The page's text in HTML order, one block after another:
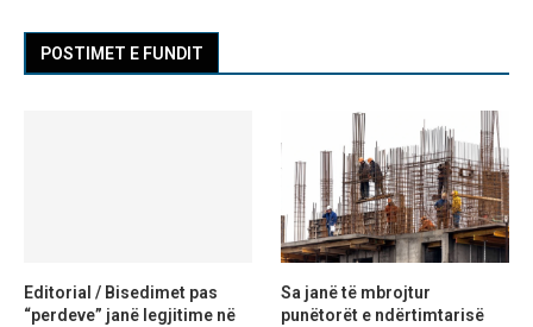
POSTIMET E FUNDIT
Editorial / Bisedimet pas
“perdeve” janë legjitime në
Sa janë të mbrojtur
punëtorët e ndërtimtarisë